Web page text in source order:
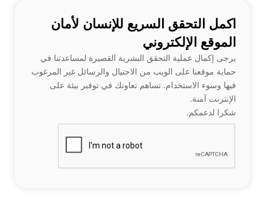
اكمل التحقق السريع للإنسان لأمان
الموقع الإلكتروني
يرجى إكمال عملية التحقق البشرية القصيرة لمساعدتنا في
حماية موقعنا على الويب من الاحتيال والرسائل غير المرغوب
فيها وسوء الاستخدام. تساهم تعاونك في توفير بيئة على
الإنترنت آمنة.
شكرا لدعمكم.